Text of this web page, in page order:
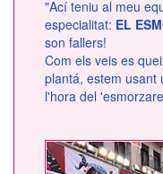
"Ací teniu al meu
especialitat: EL
son fallers!
Com els veis es
plantá, estem usant
l'hora del